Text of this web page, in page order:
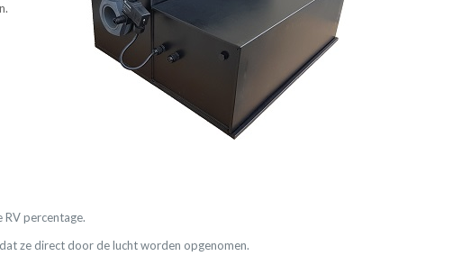
percentage.
ze direct door de lucht worden opgenomen.